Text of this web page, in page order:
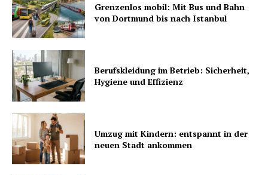
Grenzenlos mobil: Mit Bus und Bahn
von Dortmund bis nach Istanbul
Berufskleidung im Betrieb: Sicherheit,
Hygiene und Effizienz
Umzug mit Kindern: entspannt in der
neuen Stadt ankommen